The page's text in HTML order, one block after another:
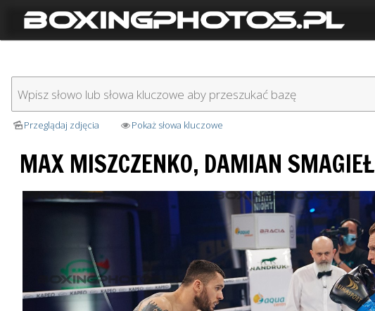
Przeglądaj zdjęcia Pokaż słowa kluczowe
MAX MISZCZENKO, DAMIAN SMAGIEŁ